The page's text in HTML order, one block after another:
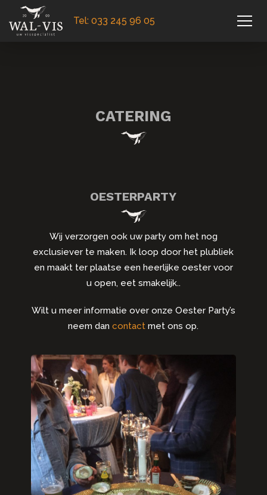
Tel: 033 245 96 05
CATERING
OESTERPARTY
Wij verzorgen ook uw party om het nog
exclusiever te maken. Ik loop door het plubliek
en maakt ter plaatse een heerlijke oester voor
u open, eet smakelijk..
Wilt u meer informatie over onze Oester Party’s
neem dancontact met ons op.